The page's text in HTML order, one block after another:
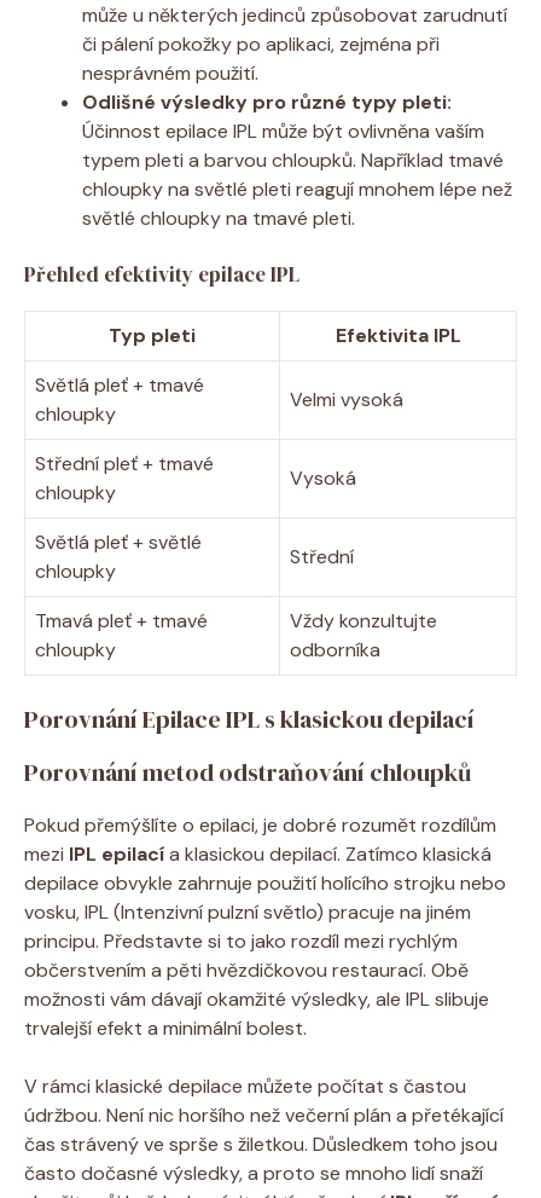
může u některých jedinců způsobovat zarudnutí
či pálení pokožky po aplikaci, zejména při
nesprávném použití.
Odlišné výsledky pro různé typy pleti:
Účinnost epilace IPL může být ovlivněna vaším
typem pleti a barvou chloupků. Například tmavé
chloupky na světlé pleti reagují mnohem lépe než
světlé chloupky na tmavé pleti.
Přehled efektivity epilace IPL
Typ pleti
Efektivita IPL
Světlá pleť + tmavé
chloupky
Velmi vysoká
Střední pleť + tmavé
chloupky
Vysoká
Světlá pleť + světlé
chloupky
Střední
Tmavá pleť + tmavé
chloupky
Vždy konzultujte
odborníka
Porovnání Epilace IPL s klasickou depilací
Porovnání metod odstraňování chloupků
Pokud přemýšlíte o epilaci, je dobré rozumět rozdílům
mezi IPL epilacía klasickou depilací. Zatímco klasická
depilace obvykle zahrnuje použití holícího strojku nebo
vosku, IPL (Intenzivní pulzní světlo) pracuje na jiném
principu. Představte si to jako rozdíl mezi rychlým
občerstvením a pěti hvězdičkovou restaurací. Obě
možnosti vám dávají okamžité výsledky, ale IPL slibuje
trvalejší efekt a minimální bolest.
V rámci klasické depilace můžete počítat s častou
údržbou. Není nic horšího než večerní plán a přetékající
čas strávený ve sprše s žiletkou. Důsledkem toho jsou
často dočasné výsledky, a proto se mnoho lidí snaží